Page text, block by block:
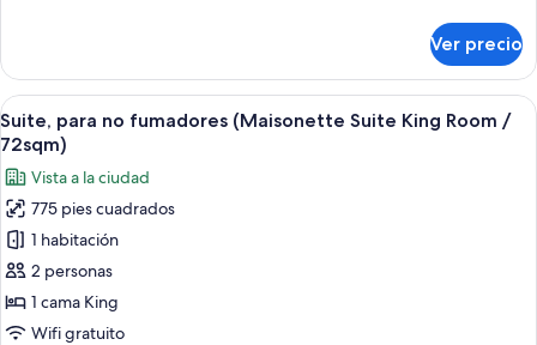
2
camas
individuales
(Classic
Comfort
/
36sqm)
clásica
con
2
camas
individuales,
2
camas
individuales
(Classic
Comfort
36sqm)
Ver precio
Abrir
todas
las
fotos
de
Suite,
para
no
fumadores
Habitación de hotel con televisión,
7
Suite, para no fumadores (Maisonette Suite King Room /
72sqm)
Vista a la ciudad
775 pies cuadrados
1 habitación
2 personas
1 cama King
Wifi gratuito